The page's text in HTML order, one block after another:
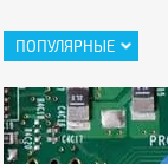
ПОПУЛЯРНЫЕ